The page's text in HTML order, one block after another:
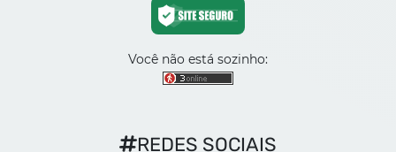
Você não está sozinho:
REDES SOCIAIS